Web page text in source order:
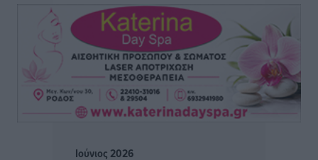
Πόσοι Ευρωπαίοι «αντέχουν» διακοπές στο εξωτερικό
– Τι ισχύει για Έλληνες
Ειδήσεις πριν 2 ώρες
Βούλγαροι τουρίστες: Λιγότερες διανυκτερεύσεις
στην Ελλάδα, αλλά 18% υψηλότερη δαπάνη ανά
διανυκτέρευση
Ιούνιος 2026